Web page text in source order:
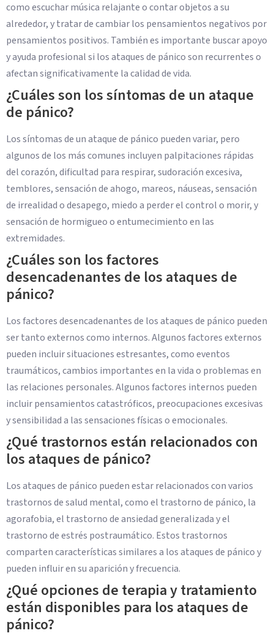
como escuchar música relajante o contar objetos a su
alrededor, y tratar de cambiar los pensamientos negativos por
pensamientos positivos. También es importante buscar apoyo
y ayuda profesional si los ataques de pánico son recurrentes o
afectan significativamente la calidad de vida.
¿Cuáles son los síntomas de un ataque
de pánico?
Los síntomas de un ataque de pánico pueden variar, pero
algunos de los más comunes incluyen palpitaciones rápidas
del corazón, dificultad para respirar, sudoración excesiva,
temblores, sensación de ahogo, mareos, náuseas, sensación
de irrealidad o desapego, miedo a perder el control o morir, y
sensación de hormigueo o entumecimiento en las
extremidades.
¿Cuáles son los factores
desencadenantes de los ataques de
pánico?
Los factores desencadenantes de los ataques de pánico pueden
ser tanto externos como internos. Algunos factores externos
pueden incluir situaciones estresantes, como eventos
traumáticos, cambios importantes en la vida o problemas en
las relaciones personales. Algunos factores internos pueden
incluir pensamientos catastróficos, preocupaciones excesivas
y sensibilidad a las sensaciones físicas o emocionales.
¿Qué trastornos están relacionados con
los ataques de pánico?
Los ataques de pánico pueden estar relacionados con varios
trastornos de salud mental, como el trastorno de pánico, la
agorafobia, el trastorno de ansiedad generalizada y el
trastorno de estrés postraumático. Estos trastornos
comparten características similares a los ataques de pánico y
pueden influir en su aparición y frecuencia.
¿Qué opciones de terapia y tratamiento
están disponibles para los ataques de
pánico?